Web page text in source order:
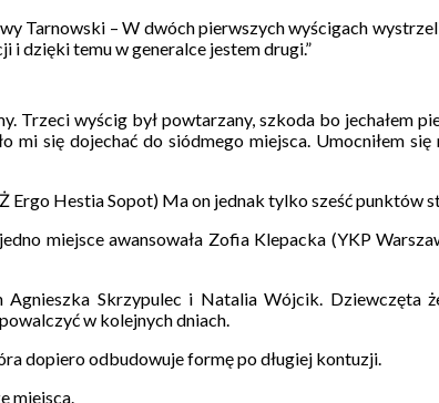
Tarnowski – W dwóch pierwszych wyścigach
i dzięki temu w generalce jestem drugi.”
Trzeci wyścig był powtarzany, szkoda bo jechałem
się dojechać do siódmego miejsca. Umocniłem
Ergo Hestia Sopot) Ma on jednak tylko sześć punktów
miejsce awansowała Zofia Klepacka (YKP
Skrzypulec i Natalia Wójcik. Dziewczęta
w kolejnych dniach.
dopiero odbudowuje formę po długiej kontuzji.
miejsca.